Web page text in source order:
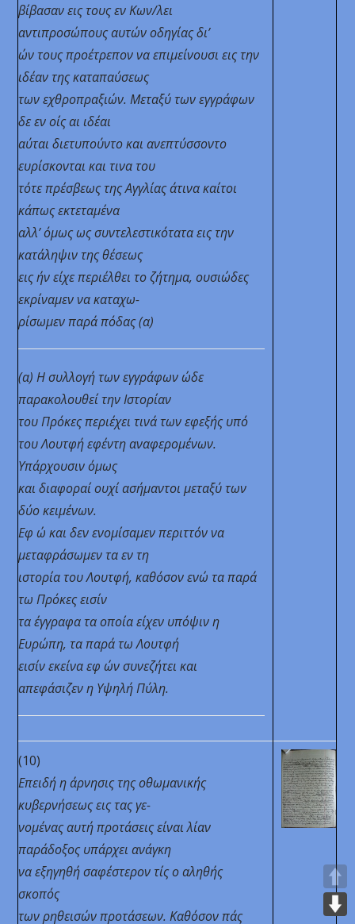
βίβασαν εις τους εν Κων/λει
αντιπροσώπους αυτών οδηγίας δι’
ών τους προέτρεπον να επιμείνουσι εις την
ιδέαν της καταπαύσεως
των εχθροπραξιών. Μεταξύ των εγγράφων
δε εν οίς αι ιδέαι
αύται διετυπούντο και ανεπτύσσοντο
ευρίσκονται και τινα του
τότε πρέσβεως της Αγγλίας άτινα καίτοι
κάπως εκτεταμένα
αλλ’ όμως ως συντελεστικότατα εις την
κατάληψιν της θέσεως
εις ήν είχε περιέλθει το ζήτημα, ουσιώδες
εκρίναμεν να καταχω-
ρίσωμεν παρά πόδας (α)
(α) Η συλλογή των εγγράφων ώδε
παρακολουθεί την Ιστορίαν
του Πρόκες περιέχει τινά των εφεξής υπό
του Λουτφή εφέντη αναφερομένων.
Υπάρχουσιν όμως
και διαφοραί ουχί ασήμαντοι μεταξύ των
δύο κειμένων.
Εφ ώ και δεν ενομίσαμεν περιττόν να
μεταφράσωμεν τα εν τη
ιστορία του Λουτφή, καθόσον ενώ τα παρά
τω Πρόκεςεισίν
τα έγγραφα τα οποία είχεν υπόψιν η
Ευρώπη, τα παρά τω Λουτφή
εισίν εκείνα εφ ών συνεζήτει και
απεφάσιζεν η Υψηλή Πύλη.
(10)
Επειδή η άρνησις της οθωμανικής
κυβερνήσεως εις τας γε-
νομένας αυτή προτάσεις είναι λίαν
παράδοξος υπάρχει ανάγκη
να εξηγηθή σαφέστερον τίς ο αληθής
σκοπός
των ρηθεισών προτάσεων. Καθόσον πάς